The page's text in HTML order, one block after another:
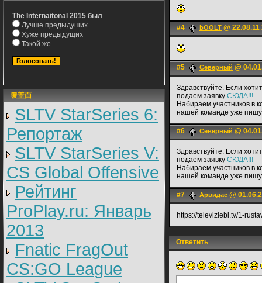
The Internaitonal 2015 был
Лучше предыдуших
Хуже предыдущих
Такой же
覆盖面
SLTV StarSeries 6:
Репортаж
SLTV StarSeries V:
CS Global Offensive
Рейтинг
ProPlay.ru: Январь
2013
Fnatic FragOut
CS:GO League
#4 bOOLT @ 22.08.11
#5 Северный @
Здравствуйте. Если
подаем заявку СЮДА!!!
Набираем участников в
нашей команде уже
#6 Северный @
Здравствуйте. Если
подаем заявку СЮДА!!!
Набираем участников в
нашей команде уже
#7 Арвидас @
https://televiziebi.tv/1-
Ответить